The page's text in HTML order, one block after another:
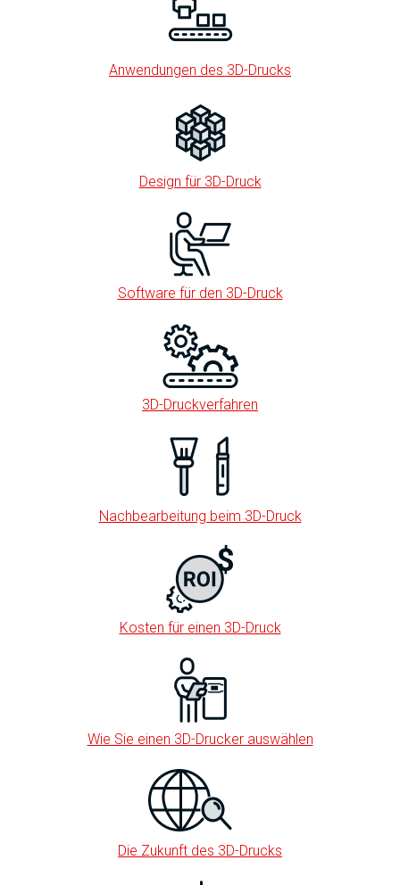
Anwendungen des 3D-Drucks
Design für 3D-Druck
Software für den 3D-Druck
3D-Druckverfahren
Nachbearbeitung beim 3D-Druck
Kosten für einen 3D-Druck
Wie Sie einen 3D-Drucker auswählen
Die Zukunft des 3D-Drucks